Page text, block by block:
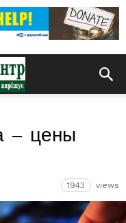
– цены
1943 views